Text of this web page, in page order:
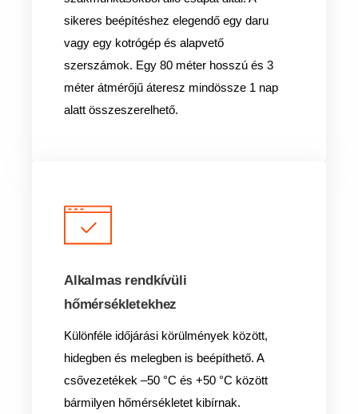
sikeres beépítéshez elegendő egy daru
vagy egy kotrógép és alapvető
szerszámok. Egy 80 méter hosszú és 3
méter átmérőjű áteresz mindössze 1 nap
alatt összeszerelhető.
Alkalmas rendkívüli
hőmérsékletekhez
Különféle időjárási körülmények között,
hidegben és melegben is beépíthető. A
csővezetékek –50 °C és +50 °C között
bármilyen hőmérsékletet kibírnak.